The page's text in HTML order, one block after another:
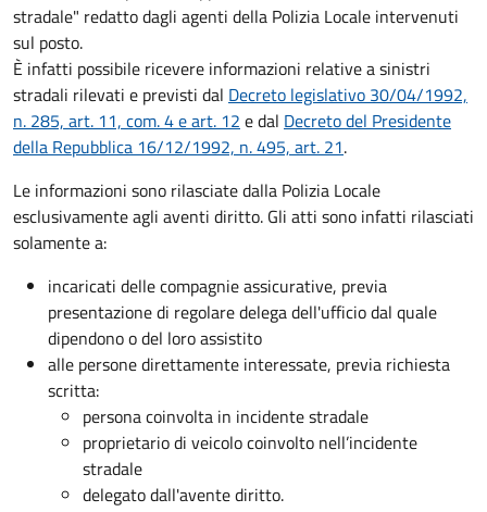
stradale" redatto dagli agenti della Polizia Locale intervenuti
sul posto.
È infatti possibile ricevere informazioni relative a sinistri
stradali rilevati e previsti dal Decreto legislativo 30/04/1992,
n. 285, art. 11, com. 4 e art. 12 e dal Decreto del Presidente
della Repubblica 16/12/1992, n. 495, art. 21.
Le informazioni sono rilasciate dalla Polizia Locale
esclusivamente agli aventi diritto. Gli atti sono infatti rilasciati
solamente a:
incaricati delle compagnie assicurative, previa
presentazione di regolare delega dell'ufficio dal quale
dipendono o del loro assistito
alle persone direttamente interessate, previa richiesta
scritta:
persona coinvolta in incidente stradale
proprietario di veicolo coinvolto nell’incidente
stradale
delegato dall'avente diritto.